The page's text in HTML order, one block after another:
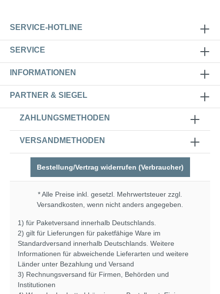
SERVICE-HOTLINE
SERVICE
INFORMATIONEN
PARTNER & SIEGEL
ZAHLUNGSMETHODEN
VERSANDMETHODEN
Bestellung/Vertrag widerrufen (Verbraucher)
* Alle Preise inkl. gesetzl. Mehrwertsteuer zzgl.
Versandkosten , wenn nicht anders angegeben.
1) für Paketversand innerhalb Deutschlands.
2) gilt für Lieferungen für paketfähige Ware im
Standardversand innerhalb Deutschlands. Weitere
Informationen für abweichende Lieferarten und weitere
Länder unter Bezahlung und Versand
3) Rechnungsversand für Firmen, Behörden und
Institutionen